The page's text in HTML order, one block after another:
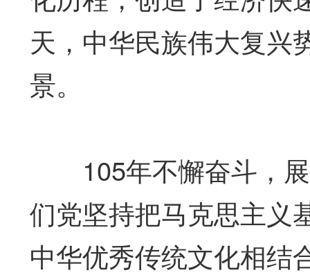
天，中华民族伟大复兴
景。
105年不懈奋斗，展
们党坚持把马克思主义
中华优秀传统文化相结